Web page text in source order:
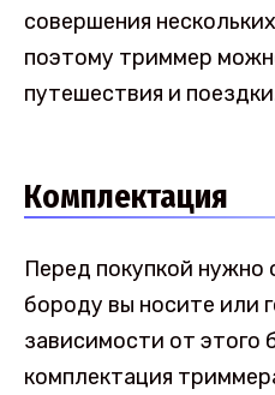
совершения
поэтому триммер
путешествия и
Комплектация
Перед покупкой нужно
бороду вы носите или
зависимости от этого
комплектация